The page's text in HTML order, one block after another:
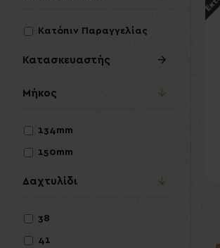
Κατασκευαστής
Μήκος
134mm
150mm
Δαχτυλίδι
38
41
Κατόπιν Παραγγελίας